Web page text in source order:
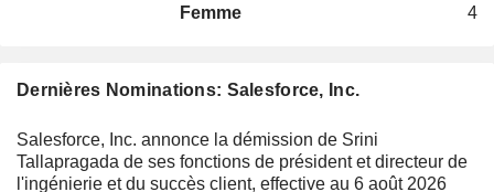
Dernières Nominations: Salesforce, Inc.
Salesforce, Inc. annonce la démission de Srini
Tallapragada de ses fonctions de président et directeur de
l'ingénierie et du succès client, effective au 6 août 2026
Femme
4